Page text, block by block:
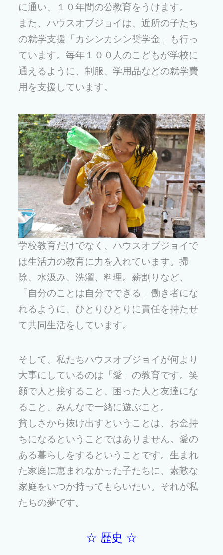
に通い、１０年間の公教育をうけます。
また、ハウスオブジョイは、近所の子たち
の就学支援「カシンカシン奨学金」も行っ
ています。毎年１００人のこどもが学校に
通えるように、制服、学用品などの就学費
用を支援しています。
学校教育だけでなく、ハウスオブジョイで
は生活力の教育に力を入れています。掃
除、水汲み、洗濯、料理。薪割りなど、
「自分のことは自分でできる」働き者にな
れるように、ひとりひとりに責任を持たせ
て共同生活をしています。
そして、私たちハウスオブジョイが何より
大事にしているのは「愛」の教育です。笑
顔で人と接すること、困った人と友達にな
ること、みんなで一緒に遊ぶこと。
貧しさから抜け出すということは、お金持
ちになるということではありません。愛の
ある暮らしをするということです。生まれ
た家庭に恵まれなかった子たちに、素敵な
家庭をいつか持ってもらいたい。それが私
たちの夢です。
☆ 歴史 ☆